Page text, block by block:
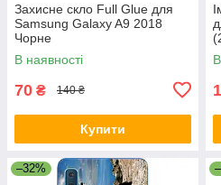
Захисне скло Full Glue для
Samsung Galaxy A9 2018
Чорне
В наявності
70 ₴ 140 ₴
Купити
–32%